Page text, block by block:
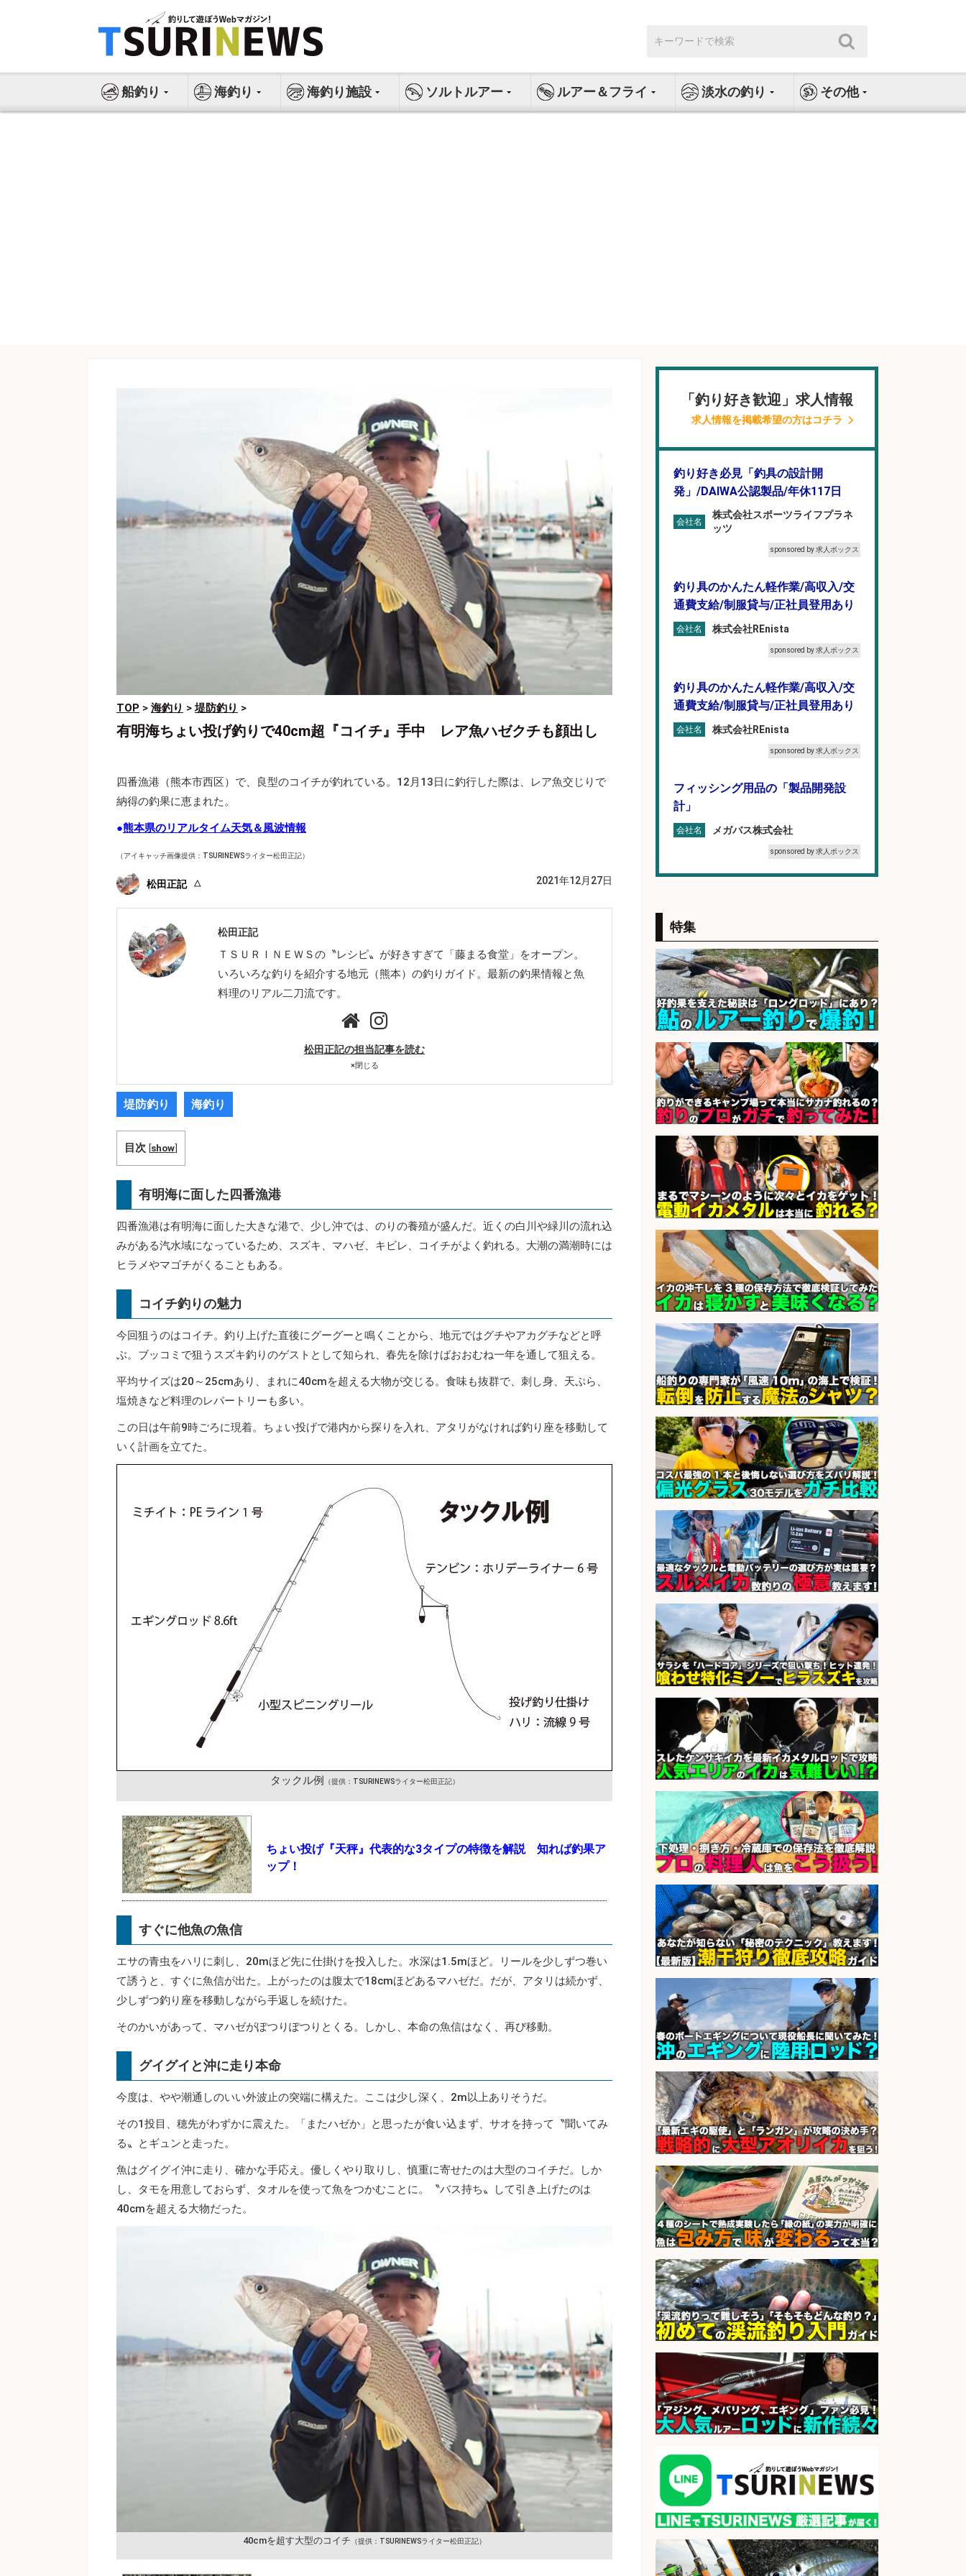
ス
索:
船釣り 海釣り 海釣り施設 ソルトルアー ルアー＆フライ 淡水の釣り その他
TOP > 海釣り >堤防釣り >
有明海ちょい投げ釣りで40cm超『コイチ』手中 レア魚ハゼクチも顔出し
四番漁港（熊本市西区）で、良型のコイチが釣れている。12月13日に釣行した際は、レア魚交じりで
納得の釣果に恵まれた。
●熊本県のリアルタイム天気＆風波情報
（アイキャッチ画像提供：TSURINEWSライター松田正記）
松田正記 2021年12月27日
松田正記
ＴＳＵＲＩＮＥＷＳの〝レシピ〟が好きすぎて「藤まる食堂」をオープン。
いろいろな釣りを紹介する地元（熊本）の釣りガイド。最新の釣果情報と魚
料理のリアル二刀流です。
松田正記の担当記事を読む
×閉じる
堤防釣り 海釣り
目次 [show]
有明海に面した四番漁港
四番漁港は有明海に面した大きな港で、少し沖では、のりの養殖が盛んだ。近くの白川や緑川の流れ込
みがある汽水域になっているため、スズキ、マハゼ、キビレ、コイチがよく釣れる。大潮の満潮時には
ヒラメやマゴチがくることもある。
コイチ釣りの魅力
今回狙うのはコイチ。釣り上げた直後にグーグーと鳴くことから、地元ではグチやアカグチなどと呼
ぶ。ブッコミで狙うスズキ釣りのゲストとして知られ、春先を除けばおおむね一年を通して狙える。
平均サイズは20～25cmあり、まれに40cmを超える大物が交じる。食味も抜群で、刺し身、天ぷら、
塩焼きなど料理のレパートリーも多い。
この日は午前9時ごろに現着。ちょい投げで港内から探りを入れ、アタリがなければ釣り座を移動して
いく計画を立てた。
タックル例 （提供：TSURINEWSライター松田正記）
ちょい投げ『天秤』代表的な3タイプの特徴を解説 知れば釣果ア
ップ！
すぐに他魚の魚信
エサの青虫をハリに刺し、20mほど先に仕掛けを投入した。水深は1.5mほど。リールを少しずつ巻い
て誘うと、すぐに魚信が出た。上がったのは腹太で18cmほどあるマハゼだ。だが、アタリは続かず、
少しずつ釣り座を移動しながら手返しを続けた。
そのかいがあって、マハゼがぽつりぽつりとくる。しかし、本命の魚信はなく、再び移動。
グイグイと沖に走り本命
今度は、やや潮通しのいい外波止の突端に構えた。ここは少し深く、2m以上ありそうだ。
その1投目、穂先がわずかに震えた。「またハゼか」と思ったが食い込まず、サオを持って〝聞いてみ
る〟とギュンと走った。
魚はグイグイ沖に走り、確かな手応え。優しくやり取りし、慎重に寄せたのは大型のコイチだ。しか
し、タモを用意しておらず、タオルを使って魚をつかむことに。〝バス持ち〟して引き上げたのは
40cmを超える大物だった。
40cmを超す大型のコイチ （提供：TSURINEWSライター松田正記）
「釣り好き歓迎」求人情報
求人情報を掲載希望の方はコチラ
釣り好き必見「釣具の設計開
発」/DAIWA公認製品/年休117日
会社名
株式会社スポーツライフプラネ
ッツ
sponsored by 求人ボックス
釣り具のかんたん軽作業/高収入/交
通費支給/制服貸与/正社員登用あり
会社名 株式会社REnista
sponsored by 求人ボックス
釣り具のかんたん軽作業/高収入/交
通費支給/制服貸与/正社員登用あり
会社名 株式会社REnista
sponsored by 求人ボックス
フィッシング用品の「製品開発設
計」
会社名 メガバス株式会社
sponsored by 求人ボックス
会社名
sponsored by 求人ボックス
倉庫での釣り用品の軽作業スタッ
フ/未経験歓迎/交通費支給/制服貸
与/正社員登用あり
会社名 株式会社REnista
sponsored by 求人ボックス
釣り具のかんたん軽作業/高収入/交
通費支給/制服貸与/正社員登用あり
会社名 株式会社REnista
sponsored by 求人ボックス
魚の「バイヤー」貴方の目利きでヒ
ットを生む、裁量バイヤー募集
会社名 株式会社コムライン
sponsored by 求人ボックス
和食, 日本料理・懐石料理/店長・店
長候補/ライブ感が満載!魚の価値を
上げ、食とエンタメで地域を元気に!
店長候補募集
会社名
魚と肴 いとおかし 魚と肴 いとお
かし
sponsored by 求人ボックス
和食, 日本料理・懐石料理/店長・店
長候補/旬と手作りにこだわる!さか
なの価値を上げ、地域を元気に!店長
候補募集
会社名 博多 華吉 博多 華吉
sponsored by 求人ボックス
さらに求人情報を見る
特集